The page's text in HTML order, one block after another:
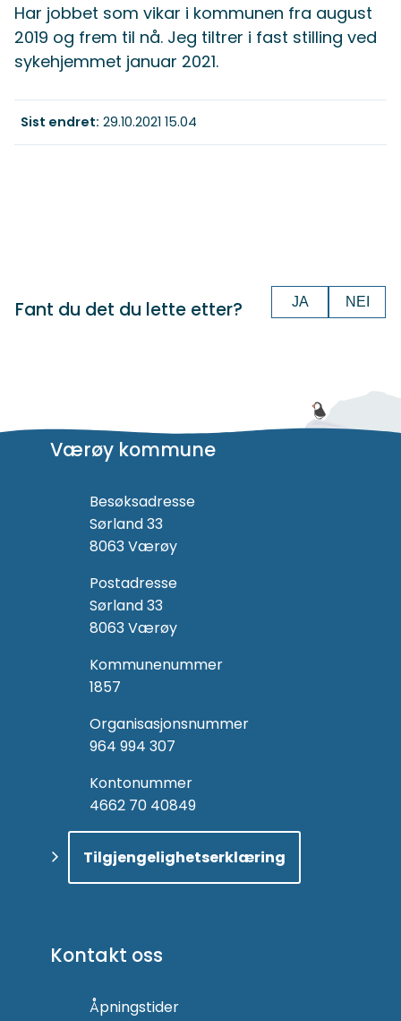
Har jobbet som vikar i kommunen fra august
2019 og frem til nå. Jeg tiltrer i fast stilling ved
sykehjemmet januar 2021.
Sist endret 29.10.2021 15.04
Fant du det du lette etter? JA NEI
Værøy kommune
Besøksadresse
Sørland 33
8063 Værøy
Postadresse
Sørland 33
8063 Værøy
Kommunenummer
1857
Organisasjonsnummer
964 994 307
Kontonummer
4662 70 40849
Tilgjengelighetserklæring
Kontakt oss
Åpningstider